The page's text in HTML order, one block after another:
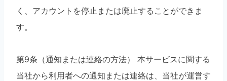
く、アカウントを停止または廃止することができま
す。
第9条（通知または連絡の方法） 本サービスに関する
当社から利用者への通知または連絡は、当社が運営す